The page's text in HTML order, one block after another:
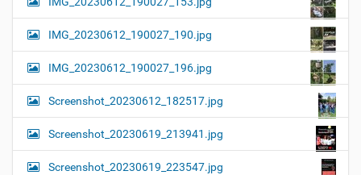
IMG_20230612_190027_190.jpg
IMG_20230612_190027_196.jpg
Screenshot_20230612_182517.jpg
Screenshot_20230619_213941.jpg
Screenshot_20230619_223547.jpg